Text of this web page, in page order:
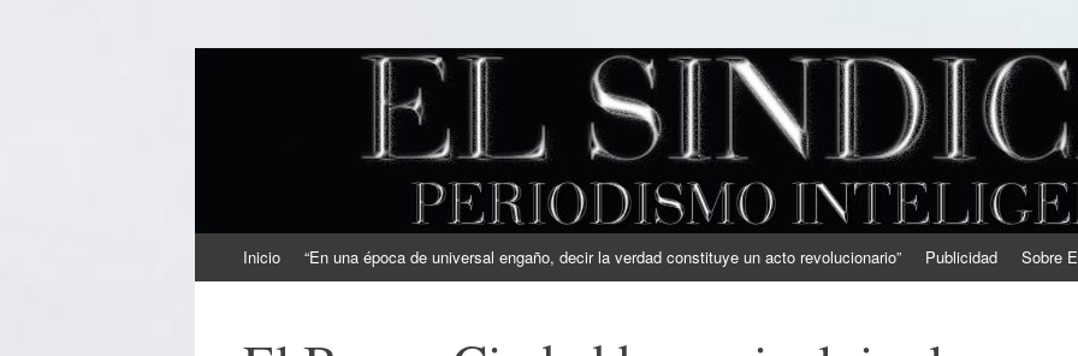
EL SINDICAL
Periodismo Inteligente
al
Inicio “En una época de universal engaño, decir la verdad constituye un acto revolucionario” Publicidad Sobre